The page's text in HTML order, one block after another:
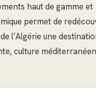
haut de gamme et
permet de
l’Algérie une
culture